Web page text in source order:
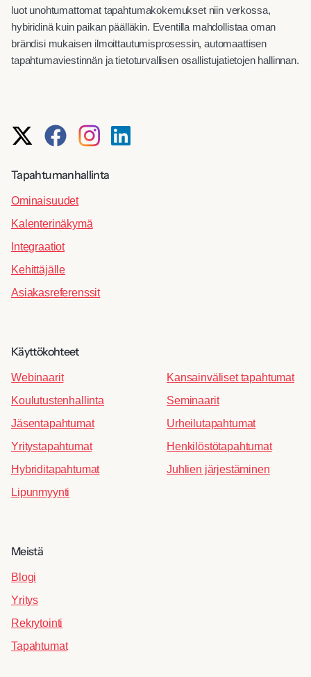
luot unohtumattomat tapahtumakokemukset niin verkossa,
hybiridinä kuin paikan päälläkin. Eventilla mahdollistaa oman
brändisi mukaisen ilmoittautumisprosessin, automaattisen
tapahtumaviestinnän ja tietoturvallisen osallistujatietojen hallinnan.
Tapahtumanhallinta
Ominaisuudet
Kalenterinäkymä
Integraatiot
Kehittäjälle
Asiakasreferenssit
Käyttökohteet
Webinaarit
Koulutustenhallinta
Jäsentapahtumat
Yritystapahtumat
Hybriditapahtumat
Lipunmyynti
Kansainväliset tapahtumat
Seminaarit
Urheilutapahtumat
Henkilöstötapahtumat
Juhlien järjestäminen
Meistä
Blogi
Yritys
Rekrytointi
Tapahtumat